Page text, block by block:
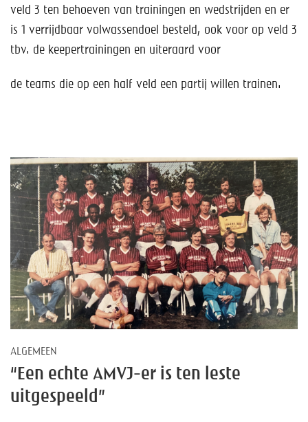
Toekomst
Kalender
Help mee!
Lid worden
Contact
veld 3 ten behoeven van trainingen en wedstrijden en er
is 1 verrijdbaar volwassendoel besteld, ook voor op veld 3
tbv. de keepertrainingen en uiteraard voor
de teams die op een half veld een partij willen trainen.
ALGEMEEN
“Een echte AMVJ-er is ten leste
uitgespeeld”